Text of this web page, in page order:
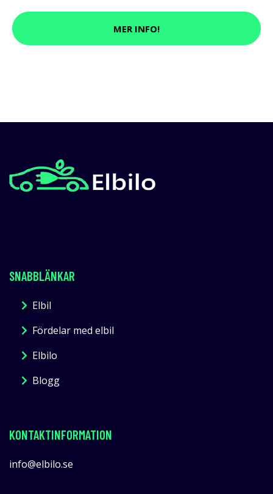
MER INFO!
SNABBLÄNKAR
Elbil
Fördelar med elbil
Elbilo
Blogg
KONTAKTINFORMATION
info@elbilo.se